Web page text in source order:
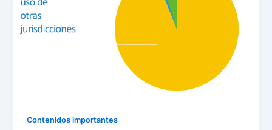
Contenidos importantes